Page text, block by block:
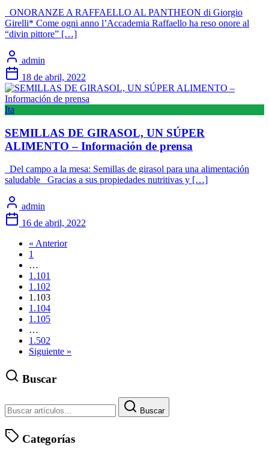
ONORANZE A RAFFAELLO AL PANTHEON di Giorgio
Girelli* Come ogni anno l’Accademia Raffaello ha reso onore al
“divin pittore” […]
admin
18 de abril, 2022
Ita
SEMILLAS DE GIRASOL, UN SÚPER
ALIMENTO – Información de prensa
Del campo a la mesa: Semillas de girasol para una alimentación
saludable Gracias a sus propiedades nutritivas y […]
admin
16 de abril, 2022
« Anterior
1
…
1.101
1.102
1.103
1.104
1.105
…
1.502
Siguiente »
Buscar
Buscar
Categorías